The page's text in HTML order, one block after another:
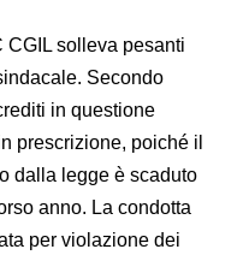
CGIL solleva pesanti
Secondo
in questione
prescrizione, poiché il
dalla legge è scaduto
anno. La condotta
per violazione dei